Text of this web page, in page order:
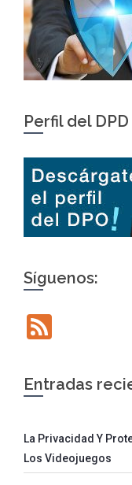
Perfil del DPD
Síguenos:
Entradas
La Privacidad Y
Los Videojuegos